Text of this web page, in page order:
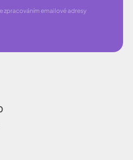
zpracováním emailové adresy